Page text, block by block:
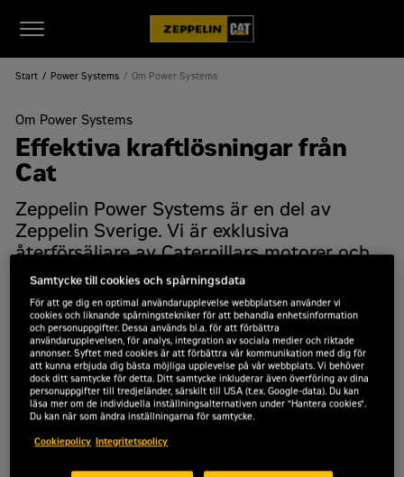
Start Power Systems Om Power Systems
Om Power Systems
Effektiva kraftlösningar från
Cat
Zeppelin Power Systems är en del av
Zeppelin Sverige. Vi är exklusiva
återförsäljare av Caterpillars motorer och
generatorer. Vårt fokus på kraftlösningar
gör oss till den optimala partnern för att
tillgodose ditt företags unika energibehov.
Med vår omfattande kompetens och
engagemang överstiger vi rollen som en
enkel leverantör, och blir istället din
pålitliga samarbetspartner.
Vi är här för att förenkla din resa när det gäller
Samtycke till cookies och spårningsdata
För att ge dig en optimal användarupplevelse webbplatsen använder vi
cookies och liknande spårningstekniker för att behandla enhetsinformation
och personuppgifter. Dessa används bl.a. för att förbättra
användarupplevelsen, för analys, integration av sociala medier och riktade
annonser. Syftet med cookies är att förbättra vår kommunikation med dig för
att kunna erbjuda dig bästa möjliga upplevelse på vår webbplats. Vi behöver
dock ditt samtycke för detta. Ditt samtycke inkluderar även överföring av dina
personuppgifter till tredjeländer, särskilt till USA (t.ex. Google-data). Du kan
läsa mer om de individuella inställningsalternativen under "Hantera cookies".
Du kan när som ändra inställningarna för samtycke.
Cookiepolicy Integritetspolicy